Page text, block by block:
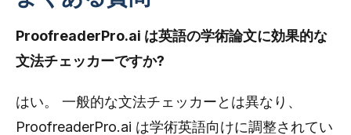
ProofreaderPro.ai は英語の学術論文に効果的な
文法チェッカーですか?
はい。 一般的な文法チェッカーとは異なり、
ProofreaderPro.ai は学術英語向けに調整されてい